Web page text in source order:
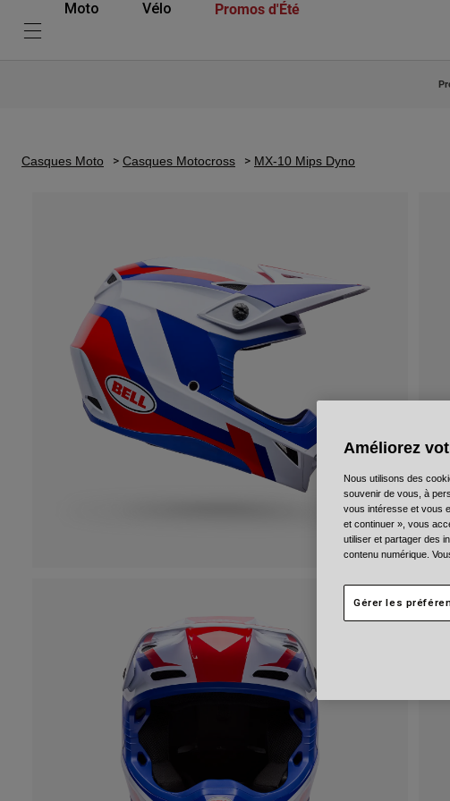
Moto Vélo Promos d'Été
Casques Moto Casques Motocross MX-10 Mips Dyno
Améliorez
Nous utilisons des
souvenir de vous, à
vous intéresse et vous
et continuer », vous
utiliser et partager des
contenu numérique.
Gérer les